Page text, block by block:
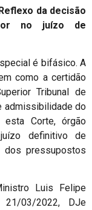
da decisão
no juízo de
é bifásico. A
como a certidão
Tribunal de
admissibilidade do
Corte, órgão
definitivo de
dos pressupostos
Luis Felipe
21/03/2022, DJe